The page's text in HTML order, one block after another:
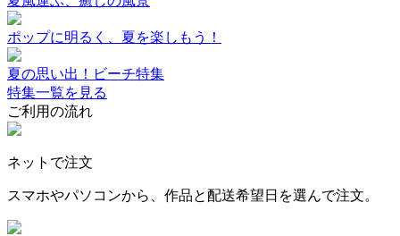
ポップに明るく、夏を楽しもう！
夏の思い出！ビーチ特集
特集一覧を見る
ご利用の流れ
ネットで注文
スマホやパソコンから、作品と配送希望日を選んで注文。